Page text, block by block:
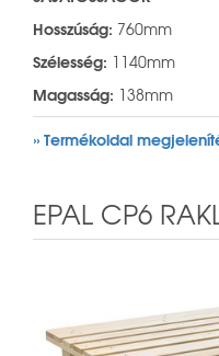
Hosszúság: 760mm
Szélesség: 1140mm
Magasság: 138mm
» Termékoldal
EPAL CP6